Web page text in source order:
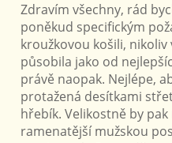
Zdravím všechny, rád
poněkud specifickým
kroužkovou košili, nikoliv
působila jako od
právě naopak. Nejlépe,
protažená desítkami
hřebík. Velikostně by
ramenatější mužskou